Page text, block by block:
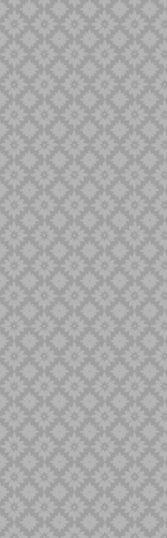
Singa Barong
Sold Out
Spaner
Tilam Sari
Tilam Upih